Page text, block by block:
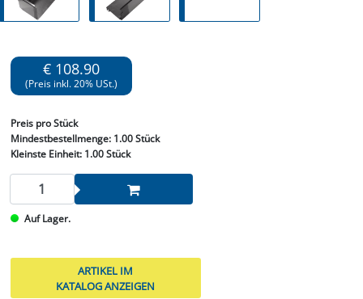
€ 108.90
(Preis inkl. 20% USt.)
Preis pro Stück
Mindestbestellmenge: 1.00 Stück
Kleinste Einheit:1.00 Stück
Auf Lager.
ARTIKEL IM
KATALOG ANZEIGEN